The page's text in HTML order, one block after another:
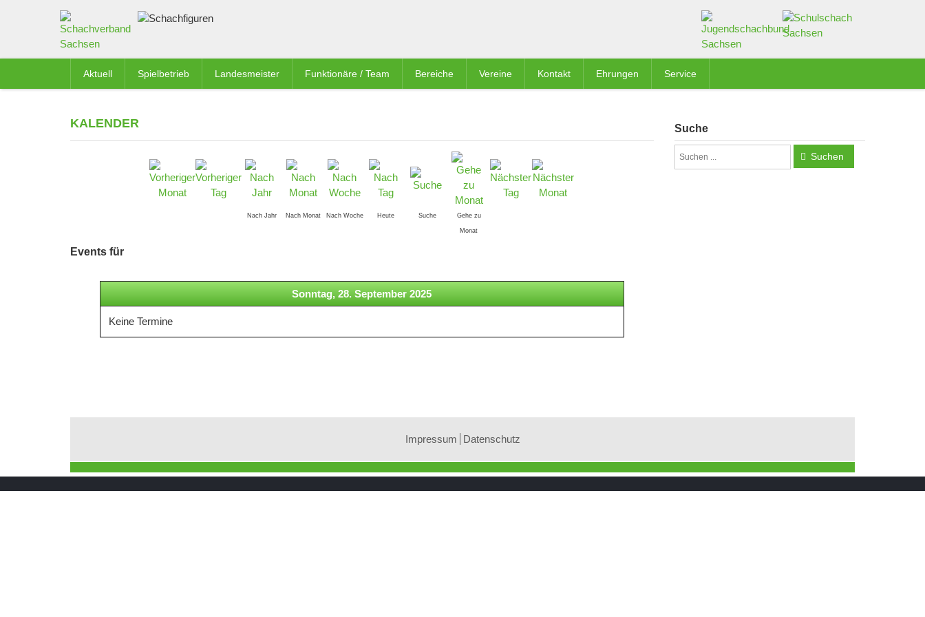
Aktuell Spielbetrieb Landesmeister Funktionäre / Team Bereiche Vereine Kontakt Ehrungen Service
KALENDER
Nach Jahr Nach Monat Nach Woche Heute Suche Gehe zu
Monat
Events für
Sonntag, 28. September 2025
Keine Termine
Suche
Suchen
Impressum Datenschutz